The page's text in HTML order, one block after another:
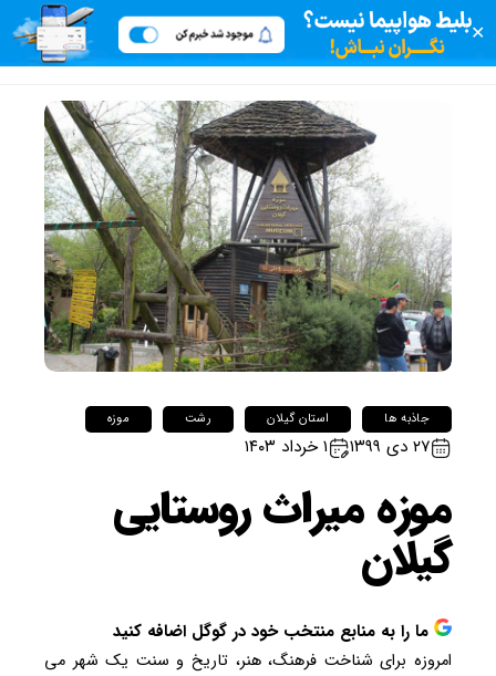
✕
جاذبه ها استان گیلان رشت موزه
۲۷ دی ۱۳۹۹ ۱ خرداد ۱۴۰۳
موزه میراث روستایی
گیلان
ما را به منابع منتخب خود در گوگل اضافه کنید
امروزه برای شناخت فرهنگ، هنر، تاریخ و سنت یک شهر می